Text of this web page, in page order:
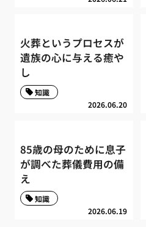
火葬というプロセスが
遺族の心に与える癒や
し
2026.06.20
知識
85歳の母のために息子
が調べた葬儀費用の備
え
2026.06.19
知識